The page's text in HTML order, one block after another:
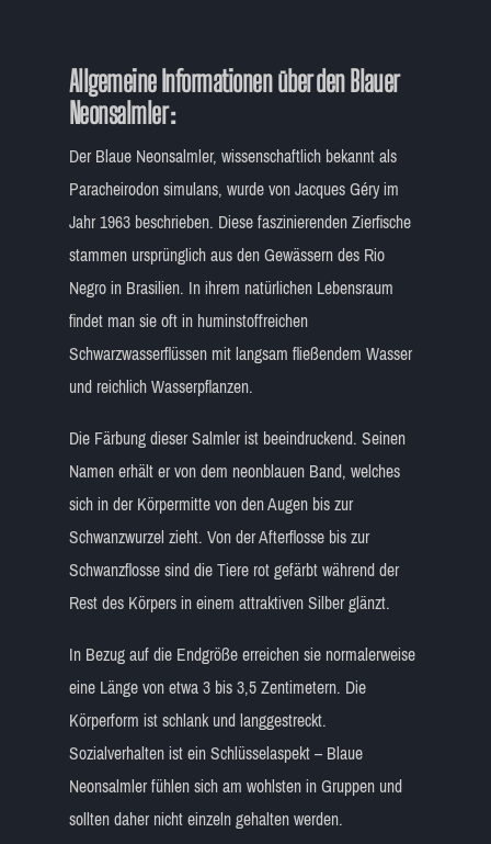
Allgemeine Informationen über den Blauer
Neonsalmler :
Der Blaue Neonsalmler, wissenschaftlich bekannt als
Paracheirodon simulans, wurde von Jacques Géry im
Jahr 1963 beschrieben. Diese faszinierenden Zierfische
stammen ursprünglich aus den Gewässern des Rio
Negro in Brasilien. In ihrem natürlichen Lebensraum
findet man sie oft in huminstoffreichen
Schwarzwasserflüssen mit langsam fließendem Wasser
und reichlich Wasserpflanzen.
Die Färbung dieser Salmler ist beeindruckend. Seinen
Namen erhält er von dem neonblauen Band, welches
sich in der Körpermitte von den Augen bis zur
Schwanzwurzel zieht. Von der Afterflosse bis zur
Schwanzflosse sind die Tiere rot gefärbt während der
Rest des Körpers in einem attraktiven Silber glänzt.
In Bezug auf die Endgröße erreichen sie normalerweise
eine Länge von etwa 3 bis 3,5 Zentimetern. Die
Körperform ist schlank und langgestreckt.
Sozialverhalten ist ein Schlüsselaspekt – Blaue
Neonsalmler fühlen sich am wohlsten in Gruppen und
sollten daher nicht einzeln gehalten werden.